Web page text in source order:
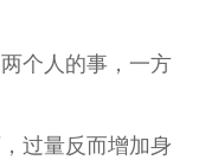
个人的事，一方
过量反而增加身